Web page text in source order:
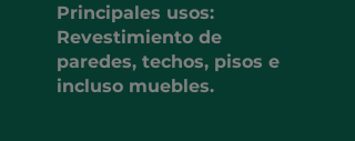
Principales usos:
Revestimiento de
paredes, techos, pisos e
incluso muebles.